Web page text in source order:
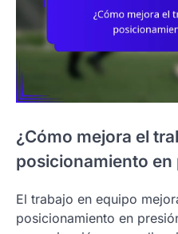
¿Cómo mejora el
posicionamiento en
El trabajo en equipo
posicionamiento en